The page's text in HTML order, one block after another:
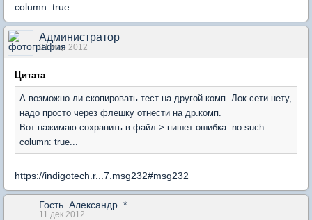
column: true...
Администратор
01 мар 2012
Цитата
А возможно ли скопировать тест на другой комп. Лок.сети нету,
надо просто через флешку отнести на др.комп.
Вот нажимаю сохранить в файл-> пишет ошибка: no such
column: true...
https://indigotech.r...7.msg232#msg232
Гость_Александр_*
11 дек 2012